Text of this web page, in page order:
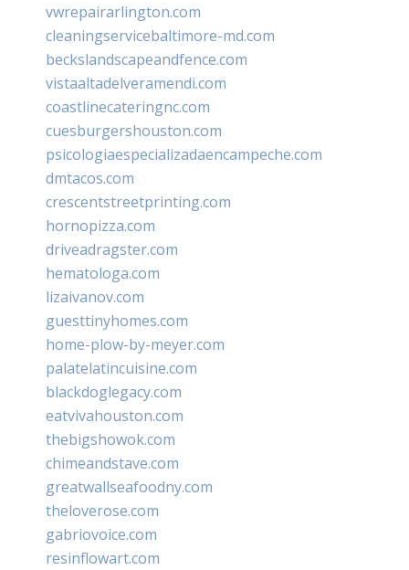
vwrepairarlington.com
cleaningservicebaltimore-md.com
beckslandscapeandfence.com
vistaaltadelveramendi.com
coastlinecateringnc.com
cuesburgershouston.com
psicologiaespecializadaencampeche.com
dmtacos.com
crescentstreetprinting.com
hornopizza.com
driveadragster.com
hematologa.com
lizaivanov.com
guesttinyhomes.com
home-plow-by-meyer.com
palatelatincuisine.com
blackdoglegacy.com
eatvivahouston.com
thebigshowok.com
chimeandstave.com
greatwallseafoodny.com
theloverose.com
gabriovoice.com
resinflowart.com